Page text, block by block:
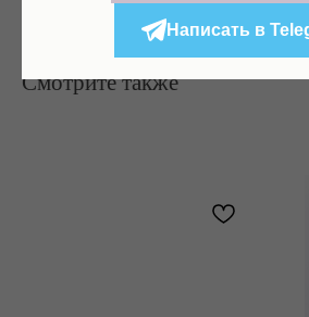
Написать в
Смотрите также